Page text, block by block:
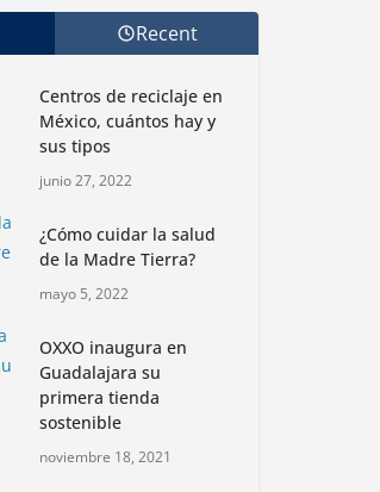
a la conquista de la
Isla Coronado por una
junio 30, 2026
informativa, Profepa y
Animals buscan inhibir
tráfico de aves
junio 15, 2026
Inauguran nuevo
Embarcadero
Cuemanco para
lacustre de Xochimilco
Recent
Centros de reciclaje en
México, cuántos hay y
sus tipos
junio 27, 2022
¿Cómo cuidar la salud
de la Madre Tierra?
mayo 5, 2022
OXXO inaugura en
Guadalajara su
primera tienda
sostenible
noviembre 18, 2021